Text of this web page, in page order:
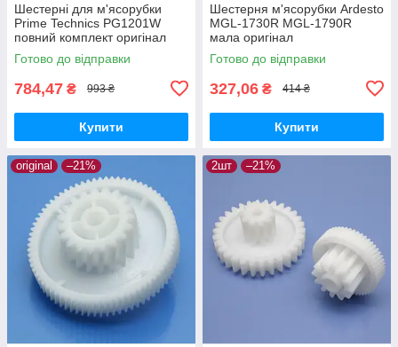
Шестерні для м'ясорубки
Prime Technics PG1201W
повний комплект оригінал
харчовий пластик
Готово до відправки
784,47 ₴ 993 ₴
Купити
Шестерня м'ясорубки Ardesto
MGL-1730R MGL-1790R
мала оригінал
Готово до відправки
327,06 ₴ 414 ₴
Купити
original –21% 2шт –21%